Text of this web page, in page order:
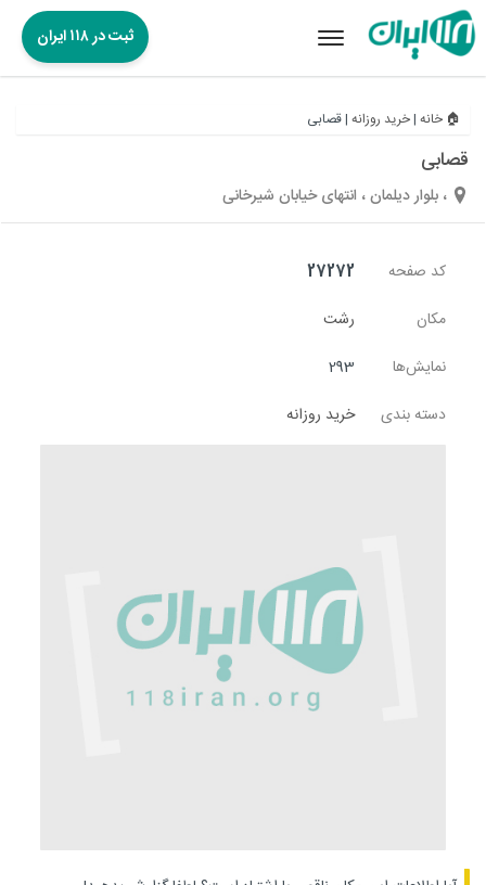
Toggle
ثبت در ۱۱۸ ایران
🏠 خانه |خرید روزانه |قصابی
قصابی
، بلوار دیلمان ، انتهای خیابان شیرخانی
کد صفحه
27272
مکان
رشت
نمایش‌ها
293
دسته بندی
خرید روزانه